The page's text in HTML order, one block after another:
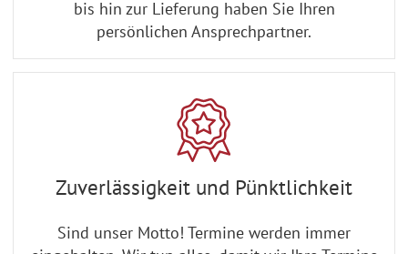
bis hin zur Lieferung haben Sie Ihren
persönlichen Ansprechpartner.
Zuverlässigkeit und Pünktlichkeit
Sind unser Motto! Termine werden immer